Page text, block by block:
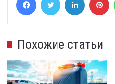
Похожие статьи